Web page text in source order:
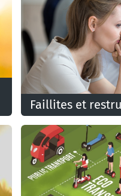
Faillites et
Faillite?
travailleurs?